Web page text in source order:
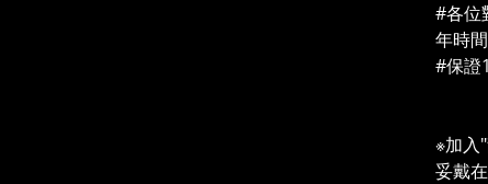
#各位
年時
#保證
✨
※加入
妥戴